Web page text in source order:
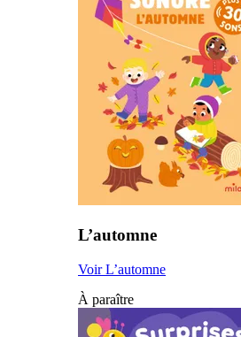
L’automne
Voir L’automne
À paraître